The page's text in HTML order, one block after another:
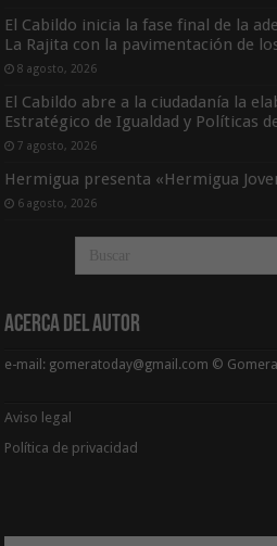
El Cabildo inicia la fase final de la
La Rajita con la pavimentación de
8 agosto, 2026
El Cabildo abre a la ciudadanía la
Estratégico de Igualdad y Políticas
7 agosto, 2026
Hermigua presenta «Hermigua
6 agosto, 2026
Acerca del Autor
e-mail: gomeratoday@gmail.com ©
Aviso legal
Política de privacidad